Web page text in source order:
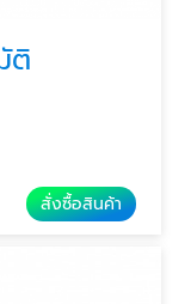
ติ
สั่งซื้อสินค้า